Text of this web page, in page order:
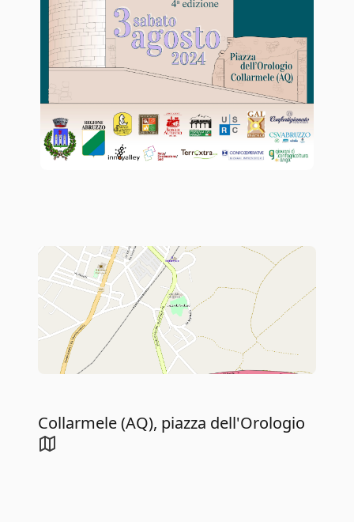
Collarmele (AQ), piazza dell'Orologio